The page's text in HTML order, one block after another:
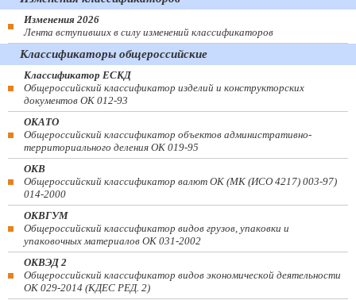
Изменения 2026
Лента вступивших в силу изменений классификаторов
Классификаторы общероссийские
Классификатор ЕСКД
Общероссийский классификатор изделий и конструкторских
документов ОК 012-93
ОКАТО
Общероссийский классификатор объектов административно-
территориального деления ОК 019-95
ОКВ
Общероссийский классификатор валют ОК (МК (ИСО 4217) 003-97)
014-2000
ОКВГУМ
Общероссийский классификатор видов грузов, упаковки и
упаковочных материалов ОК 031-2002
ОКВЭД 2
Общероссийский классификатор видов экономической деятельности
ОК 029-2014 (КДЕС РЕД. 2)